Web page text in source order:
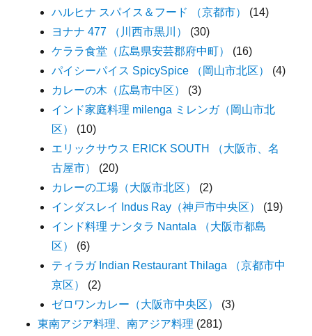
ハルヒナ スパイス＆フード （京都市）
(14)
ヨナナ 477 （川西市黒川）
(30)
ケララ食堂（広島県安芸郡府中町）
(16)
パイシーパイス SpicySpice （岡山市北区）
(4)
カレーの木（広島市中区）
(3)
インド家庭料理 milenga ミレンガ（岡山市北
区）
(10)
エリックサウス ERICK SOUTH （大阪市、名
古屋市）
(20)
カレーの工場（大阪市北区）
(2)
インダスレイ Indus Ray（神戸市中央区）
(19)
インド料理 ナンタラ Nantala （大阪市都島
区）
(6)
ティラガ Indian Restaurant Thilaga （京都市中
京区）
(2)
ゼロワンカレー（大阪市中央区）
(3)
東南アジア料理、南アジア料理 (281)